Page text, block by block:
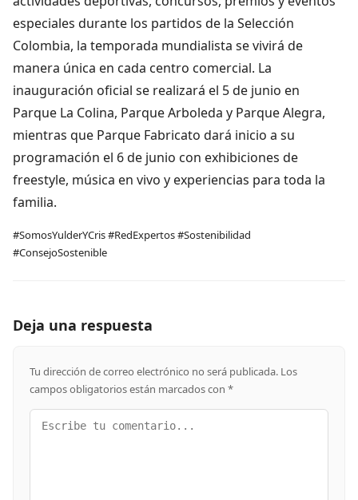
especiales durante los partidos de la Selección
Colombia, la temporada mundialista se vivirá de
manera única en cada centro comercial. La
inauguración oficial se realizará el 5 de junio en
Parque La Colina, Parque Arboleda y Parque Alegra,
mientras que Parque Fabricato dará inicio a su
programación el 6 de junio con exhibiciones de
freestyle, música en vivo y experiencias para toda la
familia.
#SomosYulderYCris #RedExpertos #Sostenibilidad
#ConsejoSostenible
Deja una respuesta
Tu dirección de correo electrónico no será publicada. Los
campos obligatorios están marcados con *